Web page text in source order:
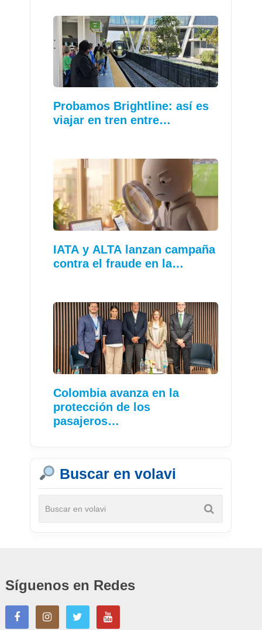
Probamos Brightline: así es
viajar en tren entre…
IATA y ALTA lanzan campaña
contra el fraude en la…
Colombia avanza en la
protección de los
pasajeros…
Buscar en volavi
Síguenos en Redes